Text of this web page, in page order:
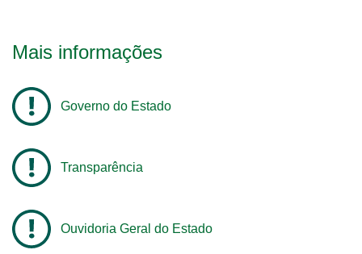
Mais informações
Governo do Estado
Transparência
Ouvidoria Geral do Estado